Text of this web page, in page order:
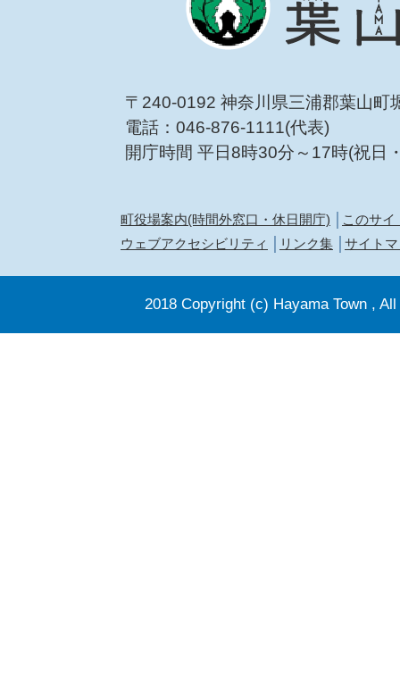
〒240-0192 神奈川県三浦郡葉山町
電話：046-876-1111(代表)
開庁時間 平日8時30分～17時(祝日
町役場案内(時間外窓口・休日開庁)
このサイ
ウェブアクセシビリティ
リンク集 サイト
2018 Copyright (c) Hayama Town ,